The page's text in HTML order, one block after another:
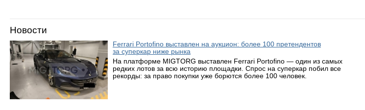
Новости
Ferrari Portofino выставлен на аукцион: более 100 претендентов
за суперкар ниже рынка
На платформе MIGTORG выставлен Ferrari Portofino — один из самых
редких лотов за всю историю площадки. Спрос на суперкар побил все
рекорды: за право покупки уже борются более 100 человек.